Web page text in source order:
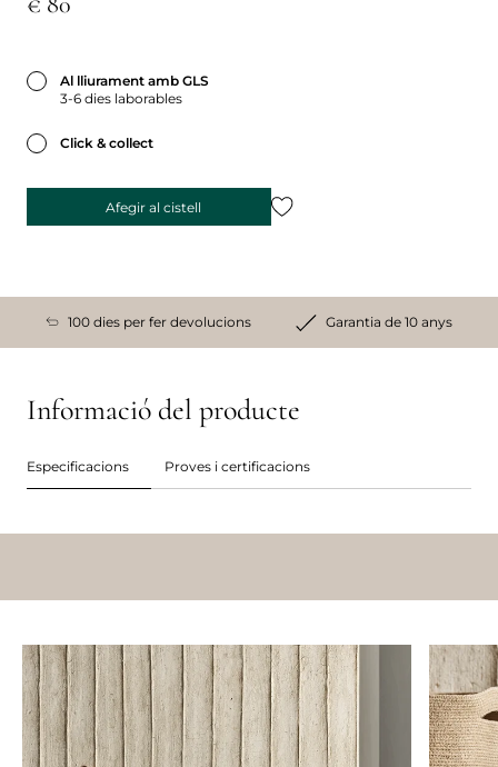
Al lliurament amb GLS
3-6 dies laborables
Click & collect
Afegir al cistell
100 dies per fer devolucions Garantia de 10 anys
Informació del producte
Especificacions Proves i certificacions